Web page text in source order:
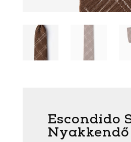
Escondido
Nyakkendő